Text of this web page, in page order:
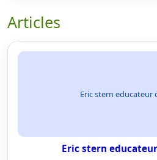
Articles
Eric stern educateur
Eric stern